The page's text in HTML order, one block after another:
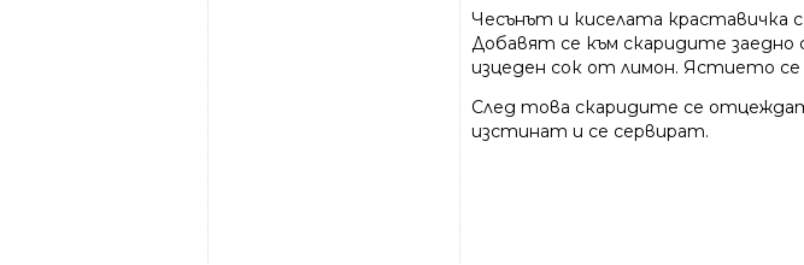
Чесънът и киселата краставичка
Добавят се към скаридите заедно
изцеден сок от лимон. Ястието се
След това скаридите се
изстинат и се сервират.